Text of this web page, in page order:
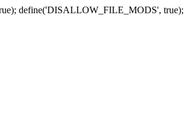
define('DISALLOW_FILE_MODS', true);